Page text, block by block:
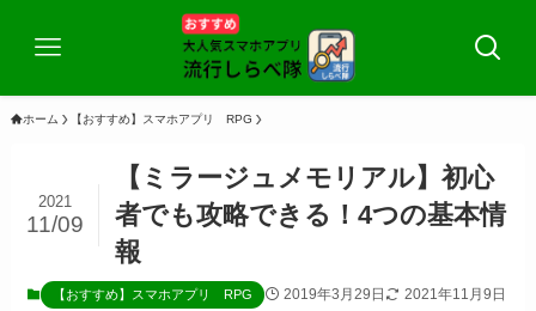
ホーム 【おすすめ】スマホアプリ RPG
【ミラージュメモリアル】初心
者でも攻略できる！4つの基本情
報
2021
11/09
【おすすめ】スマホアプリ RPG 2019年3月29日 2021年11月9日